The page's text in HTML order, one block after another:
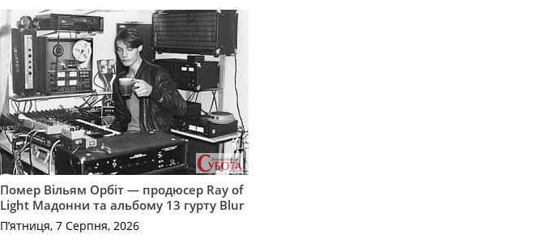
Помер Вільям Орбіт — продюсер Ray of
Light Мадонни та альбому 13 гурту Blur
П’ятниця, 7 Серпня, 2026